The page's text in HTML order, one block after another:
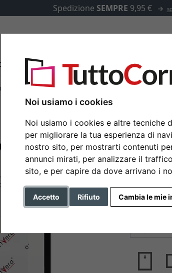
Noi usiamo i cookies
Noi usiamo i cookies e altre tecniche
per migliorare la tua esperienza di
nostro sito, per mostrarti contenuti
annunci mirati, per analizzare il
sito, e per capire da dove arrivano i
Accetto Rifiuto Cambia le mie
Spedizione SEMPRE 9,95 €
su misura Passepartout Accessori
15x20 cm, misure 50x50 cm
50x50
Formato
Colore